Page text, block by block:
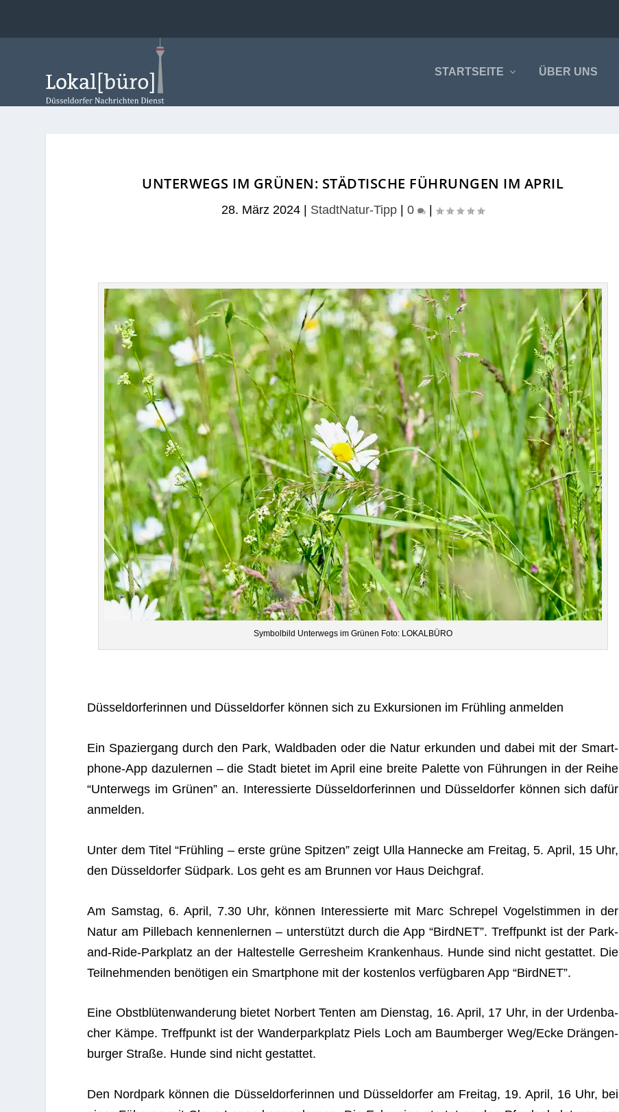
STARTSEITE ÜBER UNS
UNTERWEGS IM GRÜNEN: STÄDTISCHE FÜHRUNGEN IM APRIL
28. März 2024 StadtNatur-Tipp |0 |
Sym­bol­bild Unter­wegs im Grü­nen Foto: LOKALBÜRO
Düs­sel­dor­fe­rin­nen und Düs­sel­dor­fer kön­nen sich zu Exkur­sio­nen im Früh­ling anmelden
Ein Spa­zier­gang durch den Park, Wald­ba­den oder die Natur erkun­den und dabei mit der Smart­
phone-App dazu­ler­nen – die Stadt bie­tet im April eine breite Palette von Füh­run­gen in der Reihe
“Unter­wegs im Grü­nen” an. Inter­es­sierte Düs­sel­dor­fe­rin­nen und Düs­sel­dor­fer kön­nen sich dafür
anmelden.
Unter dem Titel “Früh­ling – erste grüne Spit­zen” zeigt Ulla Hanne­cke am Frei­tag, 5. April, 15 Uhr,
den Düs­sel­dor­fer Süd­park. Los geht es am Brun­nen vor Haus Deichgraf.
Am Sams­tag, 6. April, 7.30 Uhr, kön­nen Inter­es­sierte mit Marc Schre­pel Vogel­stim­men in der
Natur am Pil­le­bach ken­nen­ler­nen – unter­stützt durch die App “Bird­NET”. Treff­punkt ist der Park-
and-Ride-Park­platz an der Hal­te­stelle Ger­res­heim Kran­ken­haus. Hunde sind nicht gestat­tet. Die
Teil­neh­men­den benö­ti­gen ein Smart­phone mit der kos­ten­los ver­füg­ba­ren App “Bird­NET”.
Eine Obst­blü­ten­wan­de­rung bie­tet Nor­bert Ten­ten am Diens­tag, 16. April, 17 Uhr, in der Urden­ba­
cher Kämpe. Treff­punkt ist der Wan­der­park­platz Piels Loch am Baum­ber­ger Weg/Ecke Drän­gen­
bur­ger Straße. Hunde sind nicht gestattet.
Den Nord­park kön­nen die Düs­sel­dor­fe­rin­nen und Düs­sel­dor­fer am Frei­tag, 19. April, 16 Uhr, bei